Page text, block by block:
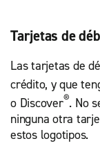
Tarjetas de
Las tarjetas de
crédito, y que
o Discover®. No
ninguna otra
estos logotipos.